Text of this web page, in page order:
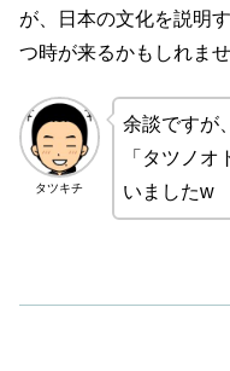
が、日本の文化を説明
つ時が来るかもしれませ
タツキチ
余談ですが
「タツノ
いましたw